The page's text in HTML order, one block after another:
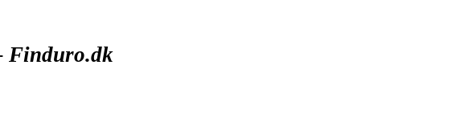
Finduro.dk